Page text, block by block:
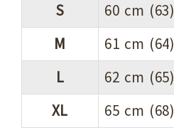
S
60 cm (63)
M
61 cm (64)
L
62 cm (65)
XL
65 cm (68)